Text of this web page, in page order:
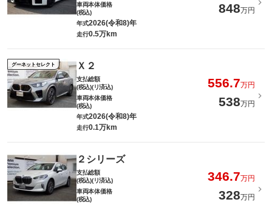
車両本体価格
(税込)
848万円
年式2026(令和8)年
走行0.5万km
グーネットセレクト Ｘ２
支払総額
(税込)(リ済込)
556.7万円
車両本体価格
(税込)
538万円
年式2026(令和8)年
走行0.1万km
２シリーズ
支払総額
(税込)(リ済込)
346.7万円
車両本体価格
(税込)
328万円